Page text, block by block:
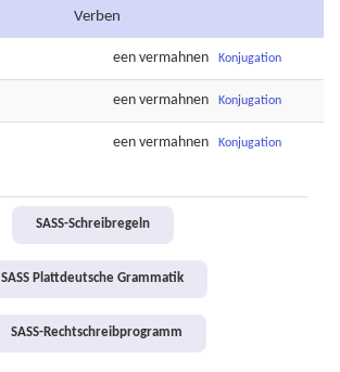
Verben
een vermahnen Konjugation
een vermahnen Konjugation
een vermahnen Konjugation
SASS-Schreibregeln
SASS Plattdeutsche Grammatik
SASS-Rechtschreibprogramm